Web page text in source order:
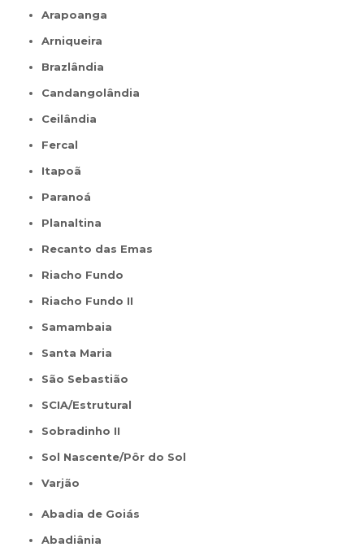
Arapoanga
Arniqueira
Brazlândia
Candangolândia
Ceilândia
Fercal
Itapoã
Paranoá
Planaltina
Recanto das Emas
Riacho Fundo
Riacho Fundo II
Samambaia
Santa Maria
São Sebastião
SCIA/Estrutural
Sobradinho II
Sol Nascente/Pôr do Sol
Varjão
Abadia de Goiás
Abadiânia